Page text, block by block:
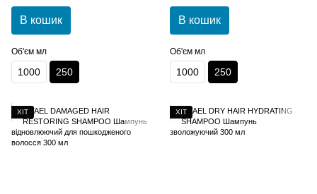
В кошик
Об'єм мл
1000 250
В кошик
Об'єм мл
1000 250
ХІТ ХІТ